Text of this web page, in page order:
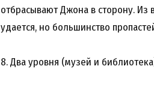
отбрасывают Джона в сторону. Из
удается, но большинство
8. Два уровня (музей и